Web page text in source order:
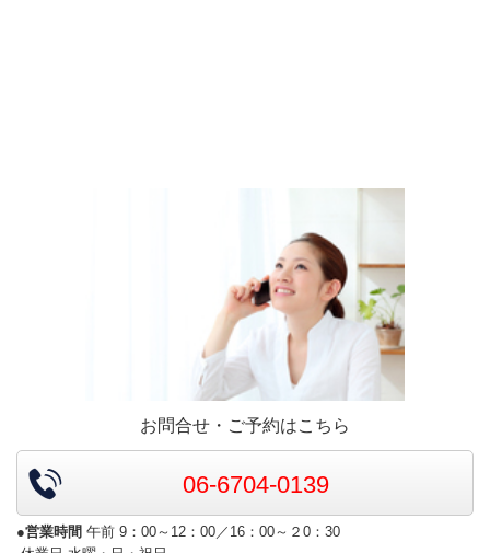
お問合せ・ご予約はこちら
06-6704-0139
●営業時間 午前 9：00～12：00／16：00～２0：30